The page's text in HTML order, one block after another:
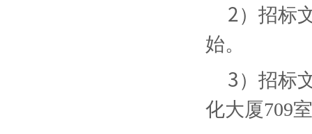
2 ）招标
始。
3 ）招标
化大厦709室